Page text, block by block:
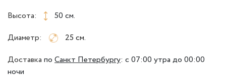
Высота:
50 см.
Диаметр:
25 см.
Доставка по Санкт Петербургу: с 07:00 утра до 00:00
ночи